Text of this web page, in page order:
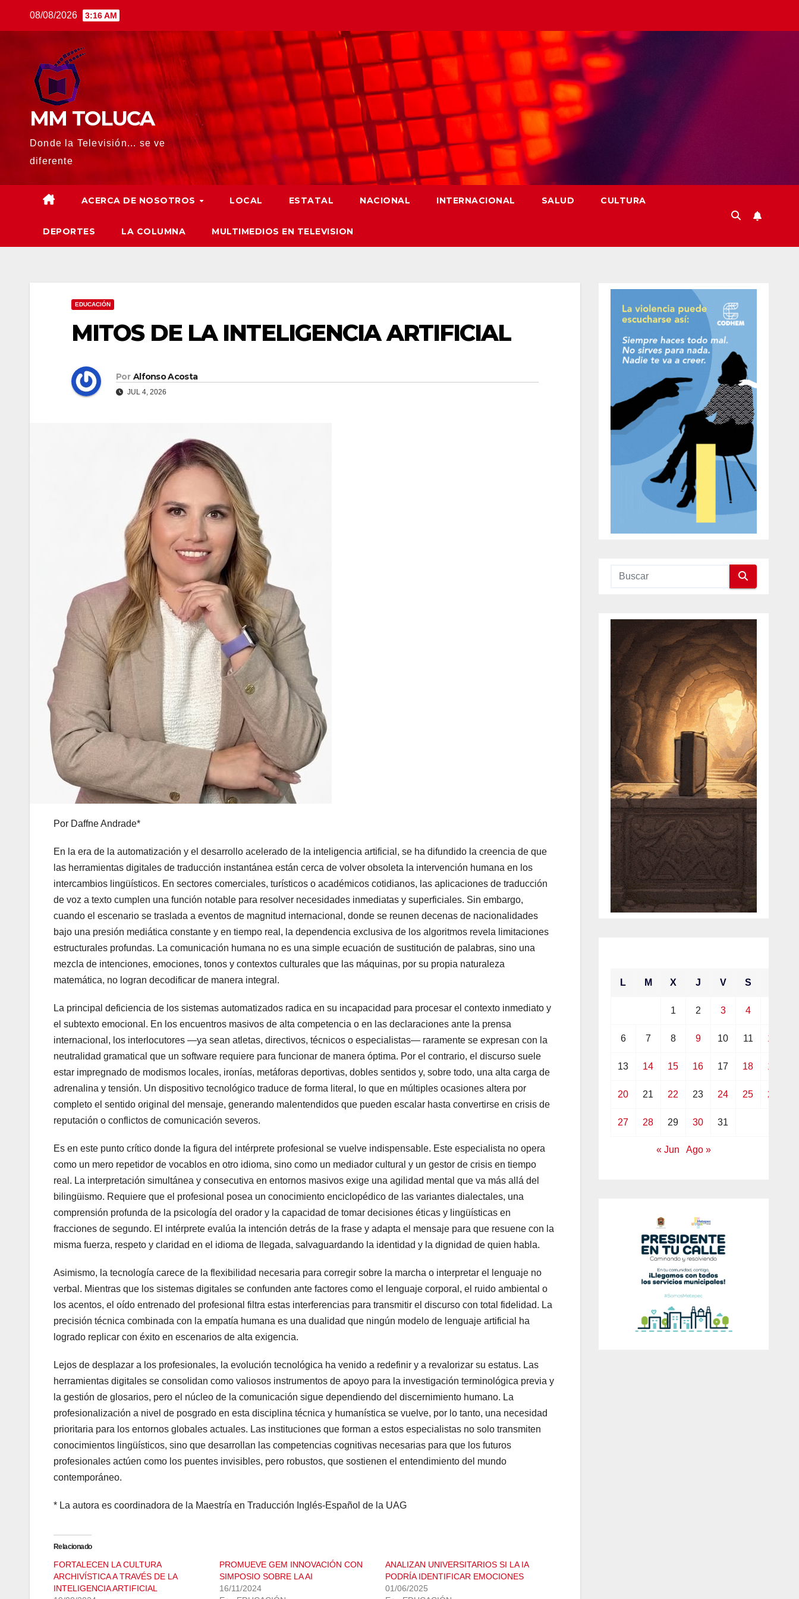
08/08/2026 3:16 AM
MM TOLUCA
Donde la Televisión... se ve
diferente
ACERCA DE NOSOTROS LOCAL ESTATAL NACIONAL INTERNACIONAL SALUD CULTURA
DEPORTES LA COLUMNA MULTIMEDIOS EN TELEVISION
EDUCACIÓN
MITOS DE LA INTELIGENCIA ARTIFICIAL
Por Alfonso Acosta
JUL 4, 2026
Por Daffne Andrade*
En la era de la automatización y el desarrollo acelerado de la inteligencia artificial, se ha difundido la creencia de que
las herramientas digitales de traducción instantánea están cerca de volver obsoleta la intervención humana en los
intercambios lingüísticos. En sectores comerciales, turísticos o académicos cotidianos, las aplicaciones de traducción
de voz a texto cumplen una función notable para resolver necesidades inmediatas y superficiales. Sin embargo,
cuando el escenario se traslada a eventos de magnitud internacional, donde se reunen decenas de nacionalidades
bajo una presión mediática constante y en tiempo real, la dependencia exclusiva de los algoritmos revela limitaciones
estructurales profundas. La comunicación humana no es una simple ecuación de sustitución de palabras, sino una
mezcla de intenciones, emociones, tonos y contextos culturales que las máquinas, por su propia naturaleza
matemática, no logran decodificar de manera integral.
La principal deficiencia de los sistemas automatizados radica en su incapacidad para procesar el contexto inmediato y
el subtexto emocional. En los encuentros masivos de alta competencia o en las declaraciones ante la prensa
internacional, los interlocutores —ya sean atletas, directivos, técnicos o especialistas— raramente se expresan con la
neutralidad gramatical que un software requiere para funcionar de manera óptima. Por el contrario, el discurso suele
estar impregnado de modismos locales, ironías, metáforas deportivas, dobles sentidos y, sobre todo, una alta carga de
adrenalina y tensión. Un dispositivo tecnológico traduce de forma literal, lo que en múltiples ocasiones altera por
completo el sentido original del mensaje, generando malentendidos que pueden escalar hasta convertirse en crisis de
reputación o conflictos de comunicación severos.
Es en este punto crítico donde la figura del intérprete profesional se vuelve indispensable. Este especialista no opera
como un mero repetidor de vocablos en otro idioma, sino como un mediador cultural y un gestor de crisis en tiempo
real. La interpretación simultánea y consecutiva en entornos masivos exige una agilidad mental que va más allá del
bilingüismo. Requiere que el profesional posea un conocimiento enciclopédico de las variantes dialectales, una
comprensión profunda de la psicología del orador y la capacidad de tomar decisiones éticas y lingüísticas en
fracciones de segundo. El intérprete evalúa la intención detrás de la frase y adapta el mensaje para que resuene con la
misma fuerza, respeto y claridad en el idioma de llegada, salvaguardando la identidad y la dignidad de quien habla.
Asimismo, la tecnología carece de la flexibilidad necesaria para corregir sobre la marcha o interpretar el lenguaje no
verbal. Mientras que los sistemas digitales se confunden ante factores como el lenguaje corporal, el ruido ambiental o
los acentos, el oído entrenado del profesional filtra estas interferencias para transmitir el discurso con total fidelidad. La
precisión técnica combinada con la empatía humana es una dualidad que ningún modelo de lenguaje artificial ha
logrado replicar con éxito en escenarios de alta exigencia.
Lejos de desplazar a los profesionales, la evolución tecnológica ha venido a redefinir y a revalorizar su estatus. Las
herramientas digitales se consolidan como valiosos instrumentos de apoyo para la investigación terminológica previa y
la gestión de glosarios, pero el núcleo de la comunicación sigue dependiendo del discernimiento humano. La
profesionalización a nivel de posgrado en esta disciplina técnica y humanística se vuelve, por lo tanto, una necesidad
prioritaria para los entornos globales actuales. Las instituciones que forman a estos especialistas no solo transmiten
conocimientos lingüísticos, sino que desarrollan las competencias cognitivas necesarias para que los futuros
profesionales actúen como los puentes invisibles, pero robustos, que sostienen el entendimiento del mundo
contemporáneo.
* La autora es coordinadora de la Maestría en Traducción Inglés-Español de la UAG
Relacionado
FORTALECEN LA CULTURA
ARCHIVÍSTICA A TRAVÉS DE LA
INTELIGENCIA ARTIFICIAL
PROMUEVE GEM INNOVACIÓN CON
SIMPOSIO SOBRE LA AI
16/11/2024
ANALIZAN UNIVERSITARIOS SI LA IA
PODRÍA IDENTIFICAR EMOCIONES
01/06/2025
L M X J V S
1 2 3 4
6 7 8 9 10 11 12
13 14 15 16 17 18 19
20 21 22 23 24 25 26
27 28 29 30 31
« Jun Ago »